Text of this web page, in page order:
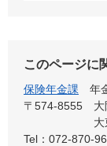
このページに
保険年金課
年
〒574-8555
Tel：072-870-